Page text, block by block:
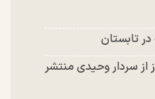
تابستان
سردار وحیدی منتشر